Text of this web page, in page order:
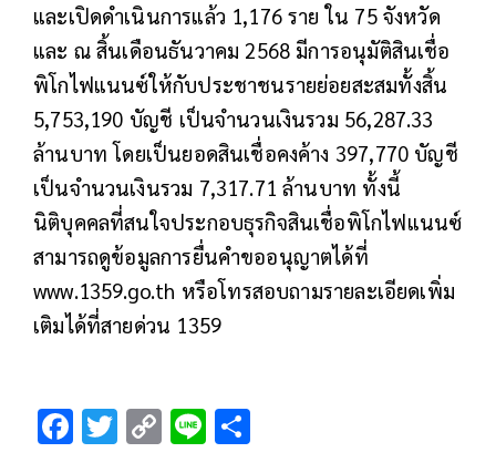
และเปิดดำเนินการแล้ว 1,176 ราย ใน 75 จังหวัด
และ ณ สิ้นเดือนธันวาคม 2568 มีการอนุมัติสินเชื่อ
พิโกไฟแนนซ์ให้กับประชาชนรายย่อยสะสมทั้งสิ้น
5,753,190 บัญชี เป็นจำนวนเงินรวม 56,287.33
ล้านบาท โดยเป็นยอดสินเชื่อคงค้าง 397,770 บัญชี
เป็นจำนวนเงินรวม 7,317.71 ล้านบาท ทั้งนี้
นิติบุคคลที่สนใจประกอบธุรกิจสินเชื่อพิโกไฟแนนซ์
สามารถดูข้อมูลการยื่นคำขออนุญาตได้ที่
www.1359.go.th หรือโทรสอบถามรายละเอียดเพิ่ม
เติมได้ที่สายด่วน 1359
F T C Li